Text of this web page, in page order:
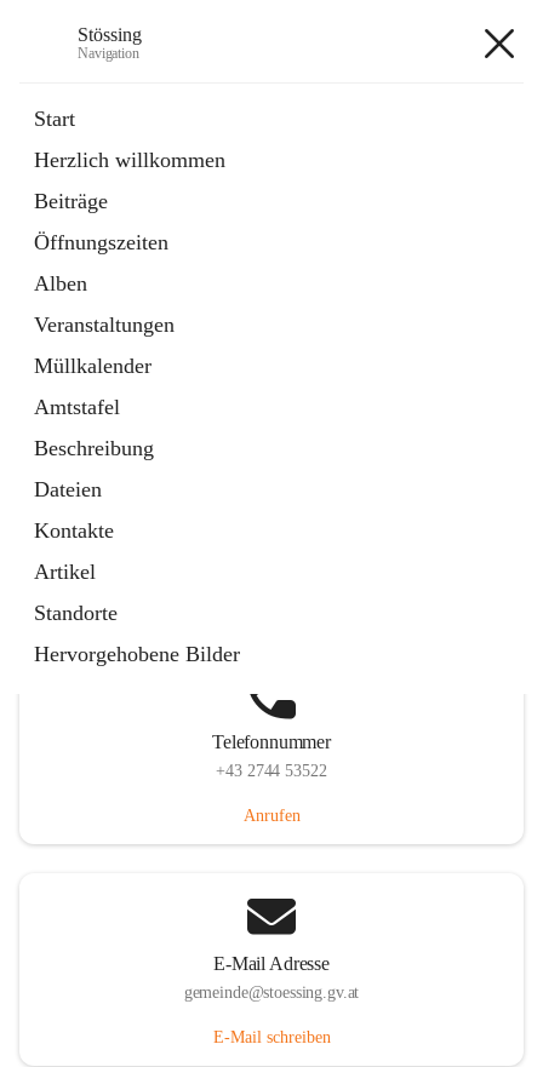
Stössing
Navigation
Start
Herzlich willkommen
Beiträge
Öffnungszeiten
Alben
Veranstaltungen
Müllkalender
Amtstafel
Beschreibung
Dateien
Kontakte
Artikel
Standorte
Hervorgehobene Bilder
Datei
in
Tab
Kindergarten
öffnet
in
neuem
Tab
Telefonnummer
+43 2744 53522
Anrufen
E-Mail Adresse
gemeinde@stoessing.gv.at
E-Mail schreiben